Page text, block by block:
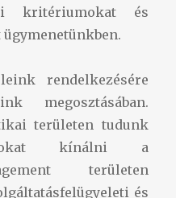
kritériumokat és
rendelkezésére
megosztásában.
területen tudunk
kínálni a
területen
és